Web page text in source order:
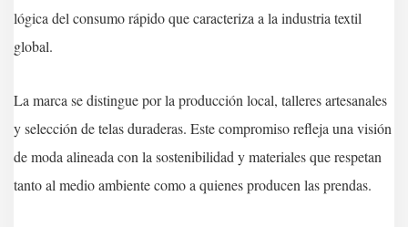
lógica del consumo rápido que caracteriza a la industria textil
global.
La marca se distingue por la producción local, talleres artesanales
y selección de telas duraderas. Este compromiso refleja una visión
de moda alineada con la sostenibilidad y materiales que respetan
tanto al medio ambiente como a quienes producen las prendas.